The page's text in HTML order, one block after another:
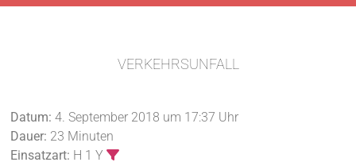
VERKEHRSUNFALL
Datum: 4. September 2018 um 17:37 Uhr
Dauer: 23 Minuten
Einsatzart: H 1 Y